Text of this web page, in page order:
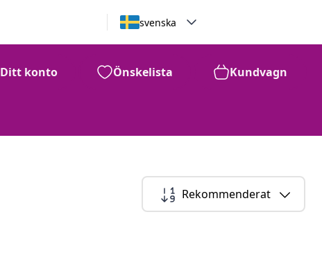
svenska
Ditt konto Önskelista Kundvagn
Rekommenderat